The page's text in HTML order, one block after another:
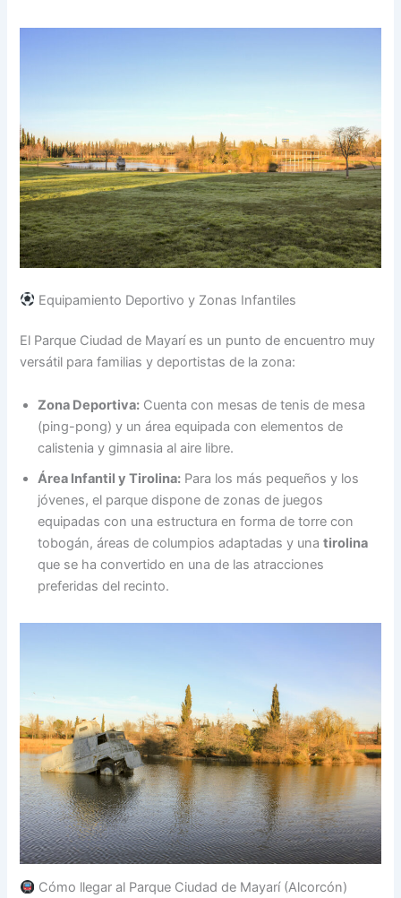
Equipamiento Deportivo y Zonas Infantiles
El Parque Ciudad de Mayarí es un punto de encuentro muy
versátil para familias y deportistas de la zona:
Zona Deportiva: Cuenta con mesas de tenis de mesa
(ping-pong) y un área equipada con elementos de
calistenia y gimnasia al aire libre.
Área Infantil y Tirolina: Para los más pequeños y los
jóvenes, el parque dispone de zonas de juegos
equipadas con una estructura en forma de torre con
tobogán, áreas de columpios adaptadas y unatirolina
que se ha convertido en una de las atracciones
preferidas del recinto.
Cómo llegar al Parque Ciudad de Mayarí (Alcorcón)